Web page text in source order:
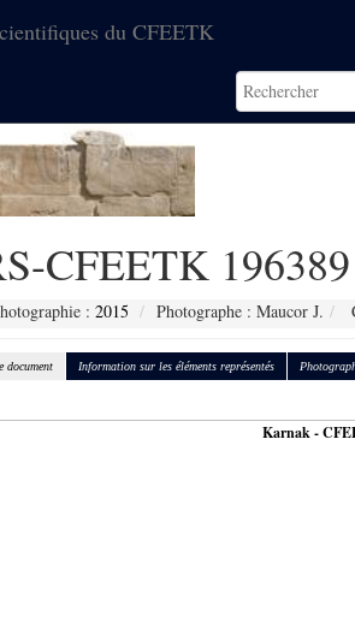
du CFEETK
CFEETK 196389
: 2015 Photographe : Maucor J.
document Information sur les éléments représentés